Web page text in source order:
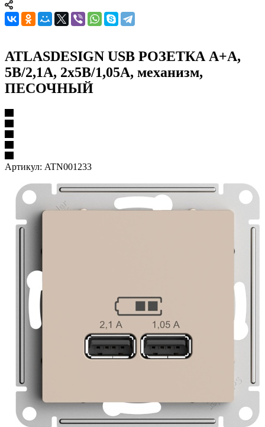
ATLASDESIGN USB РОЗЕТКА A+A,
5В/2,1А, 2х5В/1,05А, механизм,
ПЕСОЧНЫЙ
Артикул: ATN001233